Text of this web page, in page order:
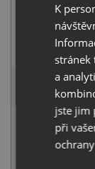
K
stránek
a
jste jim
při